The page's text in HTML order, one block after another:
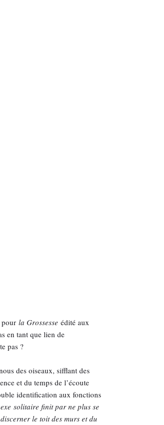
pourla Grossesse édité aux
en tant que lien de
pas ?
des oiseaux, sifflant des
et du temps de l’écoute
identification aux fonctions
solitaire finit par ne plus se
le toit des murs et du